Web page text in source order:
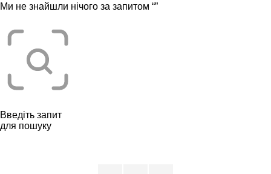
Ми не знайшли нічого за запитом “”
Введіть запит
для пошуку